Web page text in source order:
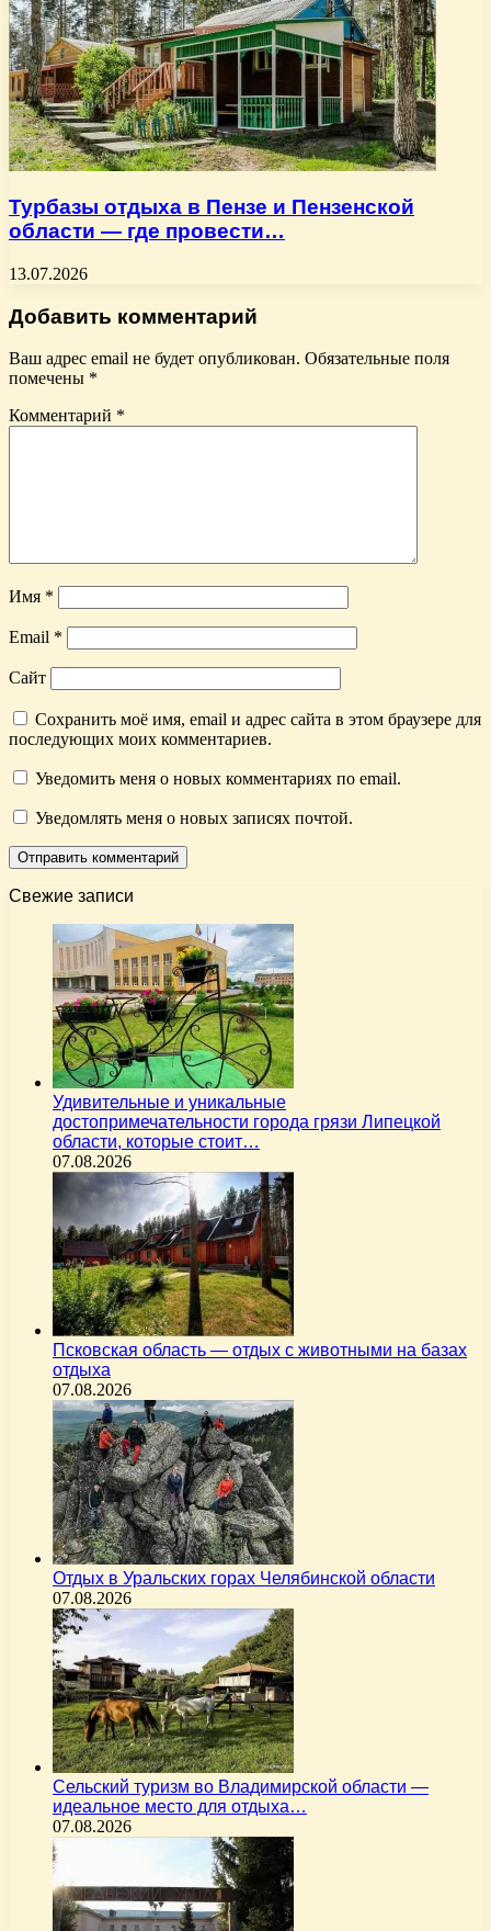
Турбазы отдыха в Пензе и Пензенской
области — где провести…
13.07.2026
Добавить комментарий
Ваш адрес email не будет опубликован. Обязательные поля
помечены *
Комментарий *
Имя *
Email *
Сайт
Сохранить моё имя, email и адрес сайта в этом браузере для
последующих моих комментариев.
Уведомить меня о новых комментариях по email.
Уведомлять меня о новых записях почтой.
Свежие записи
Удивительные и уникальные
достопримечательности города грязи Липецкой
области, которые стоит…
07.08.2026
Псковская область — отдых с животными на базах
отдыха
07.08.2026
Отдых в Уральских горах Челябинской области
07.08.2026
Сельский туризм во Владимирской области —
идеальное место для отдыха…
07.08.2026